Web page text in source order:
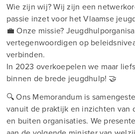
Wie zijn wij? Wij zijn een
passie inzet voor het Vlaamse
💼 Onze missie?
vertegenwoordigen op
verbinden.
In 2023 overkoepelen we maar
binnen de brede jeugdhulp! 🤝
🔍 Ons Memorandum is
vanuit de praktijk en inzichten van
en buiten organisaties. We